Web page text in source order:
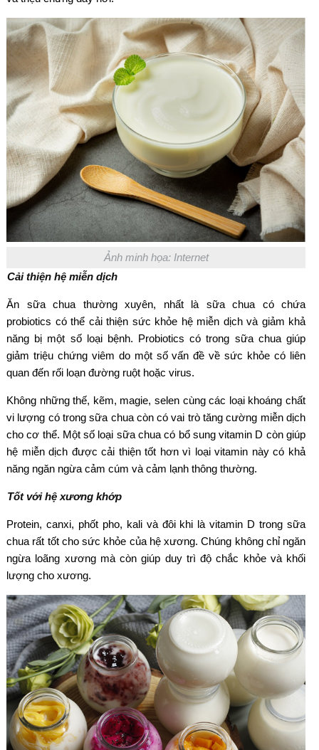
Ảnh minh họa: Internet
Cải thiện hệ miễn dịch
Ăn sữa chua thường xuyên, nhất là sữa chua có chứa
probiotics có thể cải thiện sức khỏe hệ miễn dịch và giảm khả
năng bị một số loại bệnh. Probiotics có trong sữa chua giúp
giảm triệu chứng viêm do một số vấn đề về sức khỏe có liên
quan đến rối loạn đường ruột hoặc virus.
Không những thế, kẽm, magie, selen cùng các loại khoáng chất
vi lượng có trong sữa chua còn có vai trò tăng cường miễn dịch
cho cơ thể. Một số loại sữa chua có bổ sung vitamin D còn giúp
hệ miễn dịch được cải thiện tốt hơn vì loại vitamin này có khả
năng ngăn ngừa cảm cúm và cảm lạnh thông thường.
Tốt với hệ xương khớp
Protein, canxi, phốt pho, kali và đôi khi là vitamin D trong sữa
chua rất tốt cho sức khỏe của hệ xương. Chúng không chỉ ngăn
ngừa loãng xương mà còn giúp duy trì độ chắc khỏe và khối
lượng cho xương.